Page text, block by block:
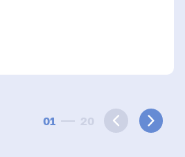
01 20